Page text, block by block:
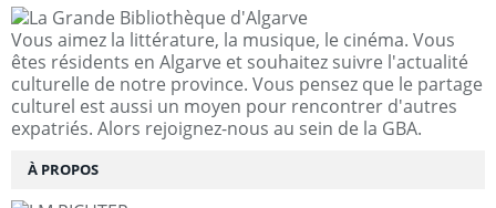
Vous aimez la littérature, la musique, le cinéma. Vous
êtes résidents en Algarve et souhaitez suivre l'actualité
culturelle de notre province. Vous pensez que le partage
culturel est aussi un moyen pour rencontrer d'autres
expatriés. Alors rejoignez-nous au sein de la GBA.
À PROPOS